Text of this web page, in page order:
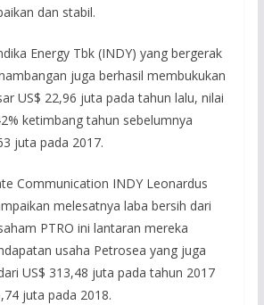
dan stabil.
Energy Tbk (INDY) yang bergerak
juga berhasil membukukan
US$ 22,96 juta pada tahun lalu, nilai
ketimbang tahun sebelumnya
juta pada 2017.
Communication INDY Leonardus
melesatnya laba bersih dari
PTRO ini lantaran mereka
usaha Petrosea yang juga
US$ 313,48 juta pada tahun 2017
juta pada 2018.